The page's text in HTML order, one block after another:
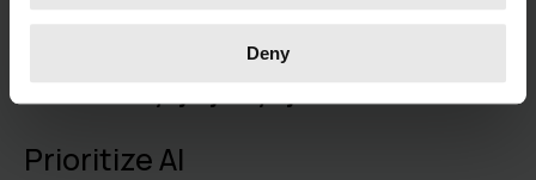
Deny
Prioritize AI